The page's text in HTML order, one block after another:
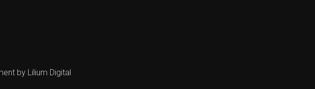
by Lilium Digital